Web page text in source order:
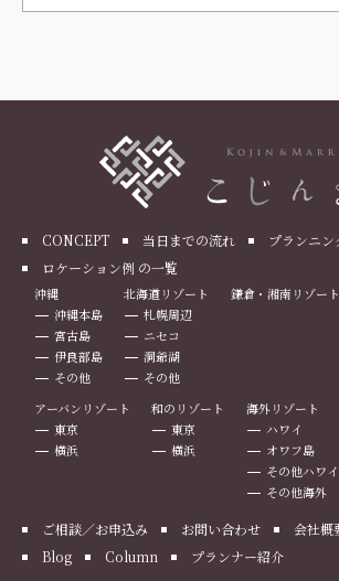
CONCEPT 当日までの流れ
プランニン
ロケーション例 の一覧
沖縄
沖縄本島
宮古島
伊良部島
その他
北海道リゾート
札幌周辺
ニセコ
洞爺湖
その他
鎌倉・湘南リゾート
アーバンリゾート
東京
横浜
和のリゾート
東京
横浜
海外リゾート
ハワイ
オワフ島
その他ハワイ
その他海外
ご相談／お申込み お問い合わせ 会社概
Blog
Column プランナー紹介